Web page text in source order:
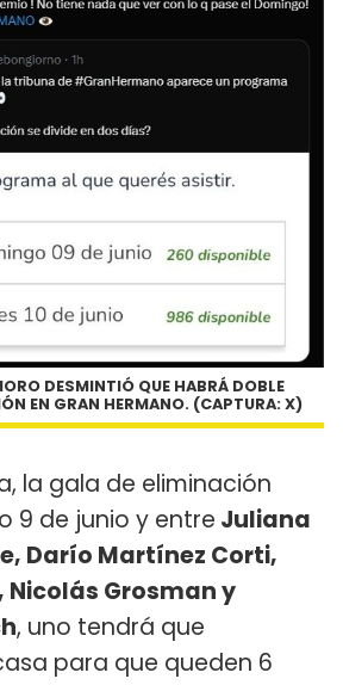
DESMINTIÓ QUE HABRÁ DOBLE
EN GRAN HERMANO. (CAPTURA: X)
la gala de eliminación
9 de junio y entre Juliana
Darío Martínez Corti,
Nicolás Grosman y
, uno tendrá que
para que queden 6